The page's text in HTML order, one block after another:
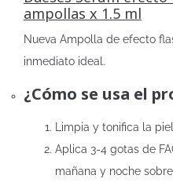
ampollas x 1.5 ml
Nueva Ampolla de efecto
inmediato ideal.
¿Cómo se usa el
Limpia y tonifica la
Aplica 3-4 gotas de
mañana y noche